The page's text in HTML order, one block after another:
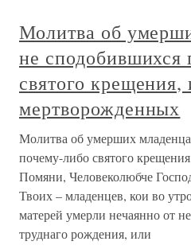
Молитва об
не сподобившихся
святого крещения,
мертворожденных
Молитва об умерших
почему-либо святого
Помяни, Человеколюбче
Твоих – младенцев, кои во
матерей умерли нечаянно от
труднаго рождения, или